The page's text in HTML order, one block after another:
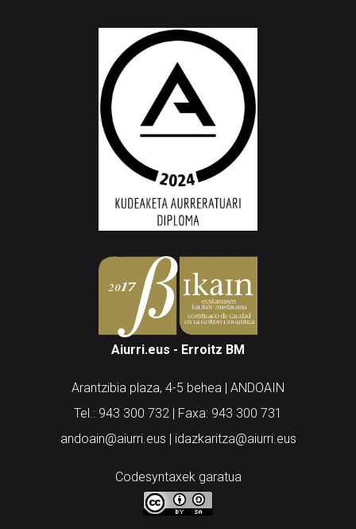
Aiurri.eus - Erroitz BM
Arantzibia plaza, 4-5 behea | ANDOAIN
Tel.: 943 300 732 | Faxa: 943 300 731
andoain@aiurri.eus | idazkaritza@aiurri.eus
Codesyntaxek garatua